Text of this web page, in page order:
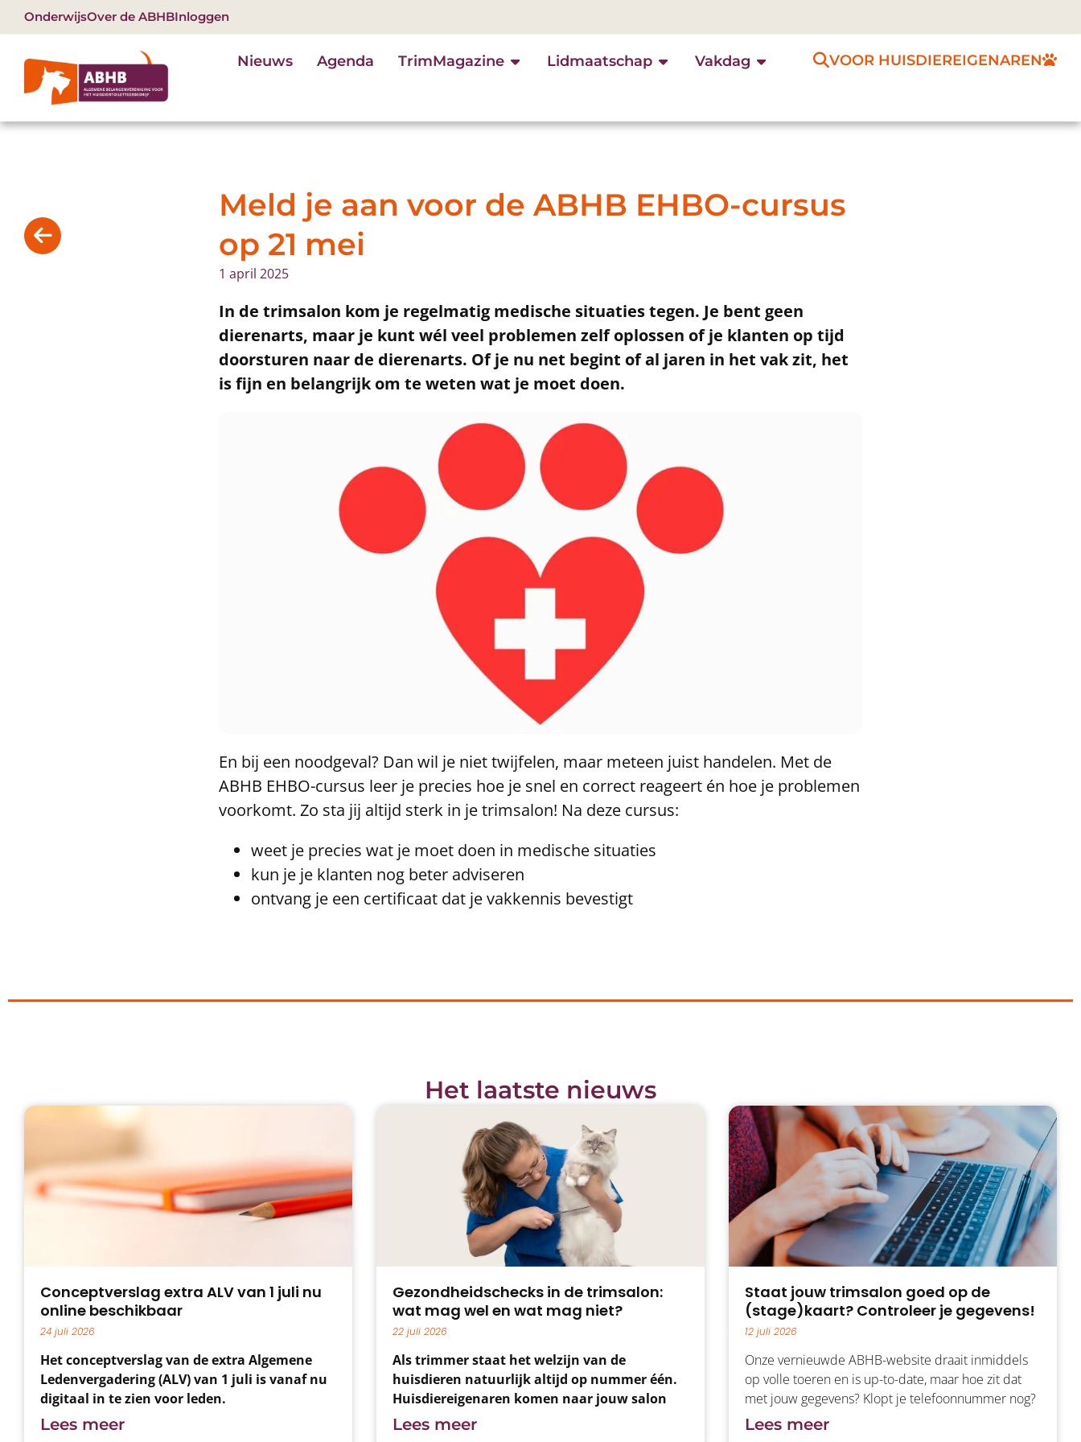
OnderwijsOver de ABHBInloggen
Nieuws Agenda TrimMagazine Lidmaatschap Vakdag VOOR HUISDIEREIGENAREN
Meld je aan voor de ABHB EHBO-cursus
op 21 mei
1 april 2025
In de trimsalon kom je regelmatig medische situaties tegen. Je bent geen
dierenarts, maar je kunt wél veel problemen zelf oplossen of je klanten op tijd
doorsturen naar de dierenarts. Of je nu net begint of al jaren in het vak zit, het
is fijn en belangrijk om te weten wat je moet doen.
En bij een noodgeval? Dan wil je niet twijfelen, maar meteen juist handelen. Met de
ABHB EHBO-cursus leer je precies hoe je snel en correct reageert én hoe je problemen
voorkomt. Zo sta jij altijd sterk in je trimsalon! Na deze cursus:
weet je precies wat je moet doen in medische situaties
kun je je klanten nog beter adviseren
ontvang je een certificaat dat je vakkennis bevestigt
Het laatste nieuws
Conceptverslag extra ALV van 1 juli nu
online beschikbaar
24 juli 2026
Het conceptverslag van de extra Algemene
Ledenvergadering (ALV) van 1 juli is vanaf nu
digitaal in te zien voor leden.
Lees meer
Gezondheidschecks in de trimsalon:
wat mag wel en wat mag niet?
22 juli 2026
Als trimmer staat het welzijn van de
huisdieren natuurlijk altijd op nummer één.
Huisdiereigenaren komen naar jouw salon
voor een deskundige trimbehandeling,
Lees meer
Staat jouw trimsalon goed op de
(stage)kaart? Controleer je gegevens!
12 juli 2026
Onze vernieuwde ABHB-website draait inmiddels
op volle toeren en is up-to-date, maar hoe zit dat
met jouw gegevens? Klopt je telefoonnummer nog?
Ben je misschien verhuisd of heb je een nieuw e-
Lees meer